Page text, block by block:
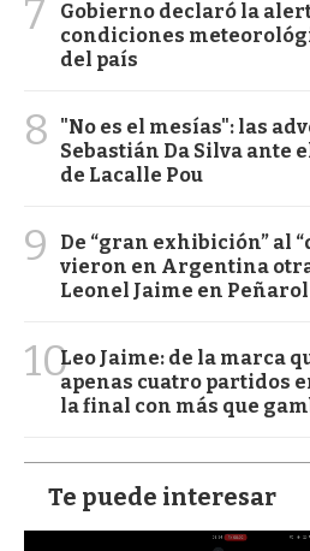
7
Gobierno declaró la
condiciones
del país
8
"No es el mesías": las
Sebastián Da Silva ante
de Lacalle Pou
9
De “gran exhibición” al
vieron en Argentina
Leonel Jaime en Peñarol
10Leo Jaime: de la marca
apenas cuatro partidos
la final con más que
Te puede interesar